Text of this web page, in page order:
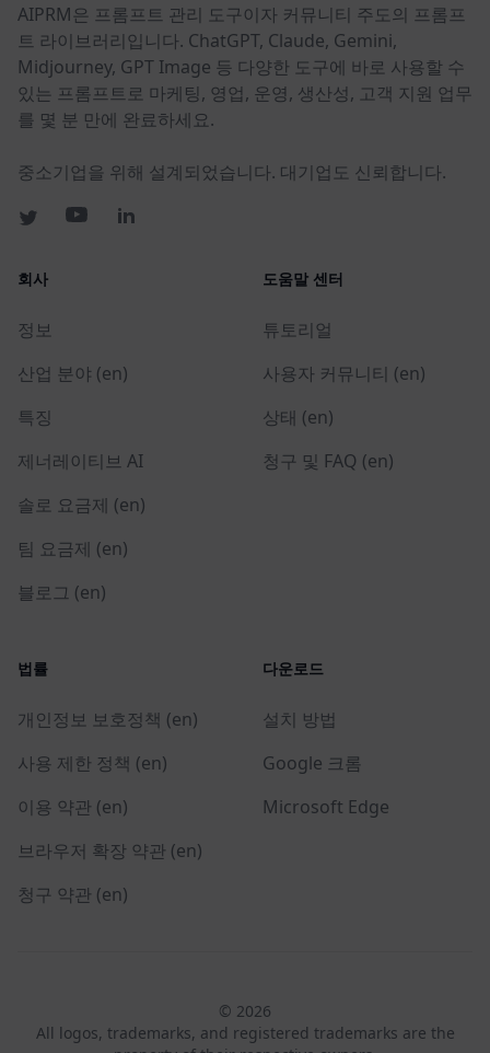
AIPRM은 프롬프트 관리 도구이자 커뮤니티 주도의 프롬프
트 라이브러리입니다. ChatGPT, Claude, Gemini,
Midjourney, GPT Image 등 다양한 도구에 바로 사용할 수
있는 프롬프트로 마케팅, 영업, 운영, 생산성, 고객 지원 업무
를 몇 분 만에 완료하세요.
중소기업을 위해 설계되었습니다. 대기업도 신뢰합니다.
회사
정보
산업 분야 (en)
특징
제너레이티브 AI
솔로 요금제 (en)
팀 요금제 (en)
블로그 (en)
도움말 센터
튜토리얼
사용자 커뮤니티 (en)
상태 (en)
청구 및 FAQ (en)
법률
개인정보 보호정책 (en)
사용 제한 정책 (en)
이용 약관 (en)
브라우저 확장 약관 (en)
청구 약관 (en)
다운로드
설치 방법
Google 크롬
Microsoft Edge
© 2026
All logos, trademarks, and registered trademarks are the